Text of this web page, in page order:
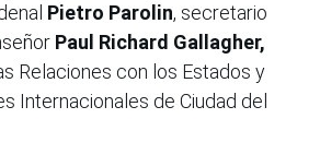
Pietro Parolin, secretario
Paul Richard Gallagher,
Relaciones con los Estados y
Internacionales de Ciudad del